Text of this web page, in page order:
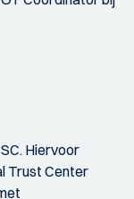
Hiervoor
Trust Center